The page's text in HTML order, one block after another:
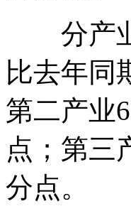
分产业
比去年同
第二产业
点；第三
分点。